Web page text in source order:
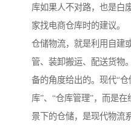
库如果人不对路，也是白
家找电商仓库时的建议。
仓储物流，就是利用自建
管、装卸搬运、配送货物
备的角度给出的。现代“
库”、“仓库管理”，而是
景下的仓储，是现代物流